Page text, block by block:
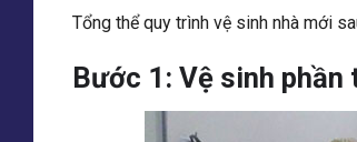
Tổng thể quy trình vệ sinh nhà mới
Bước 1: Vệ sinh phần